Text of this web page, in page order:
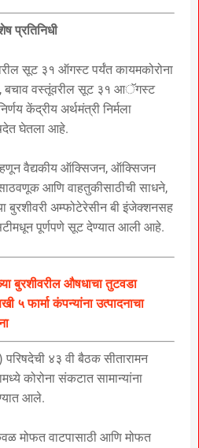
प्रतिनिधी
सूट ३१ ऑगस्ट पर्यंत कायमकोरोना
बचाव वस्तूंवरील सूट ३१ आॅगस्ट
केंद्रीय अर्थमंत्री निर्मला
घेतला आहे.
वैद्यकीय ऑक्सिजन, ऑक्सिजन
आणि वाहतुकीसाठीची साधने,
बुरशीवरी अम्फोटेरेसीन बी इंजेक्शनसह
पूर्णपणे सूट देण्यात आली आहे.
बुरशीवरील औषधाचा तुटवडा
फार्मा कंपन्यांना उत्पादनाचा
४३ वी बैठक सीतारामन
कोरोना संकटात सामान्यांना
आले.
मोफत वाटपासाठी आणि मोफत